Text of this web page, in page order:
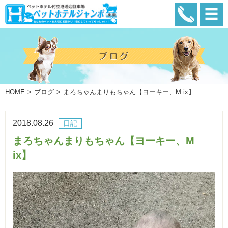
HOME ブログ まろちゃんまりもちゃん【ヨーキー、M ix】
日記
2018.08.26
まろちゃんまりもちゃん【ヨーキー、M
ix】